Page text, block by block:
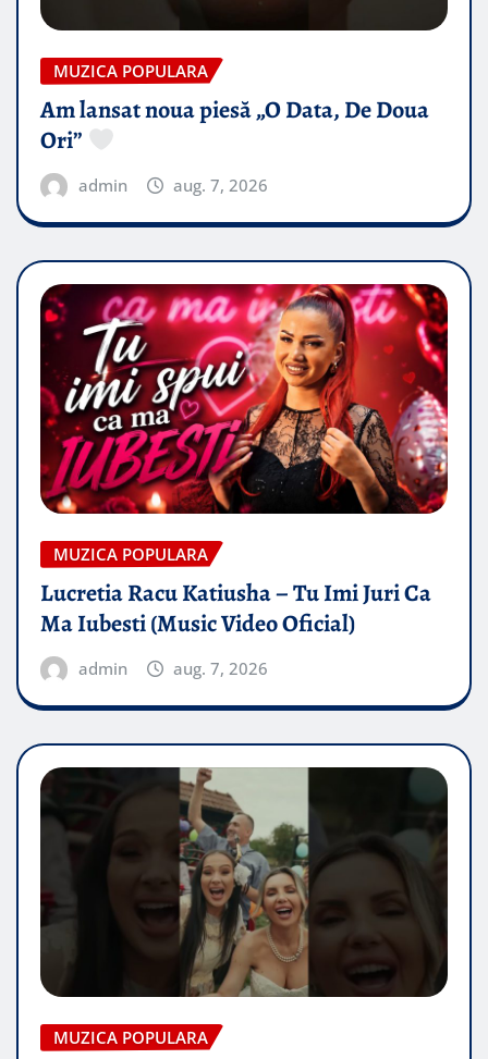
MUZICA POPULARA
Am lansat noua piesă „O Data, De Doua
Ori”
admin aug. 7, 2026
MUZICA POPULARA
Lucretia Racu Katiusha – Tu Imi Juri Ca
Ma Iubesti (Music Video Oficial)
admin aug. 7, 2026
MUZICA POPULARA